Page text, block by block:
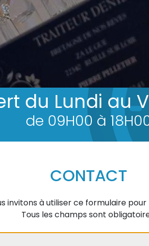
du Lundi au
de 09H00 à
CONTACT
invitons à utiliser ce formulaire
Tous les champs sont